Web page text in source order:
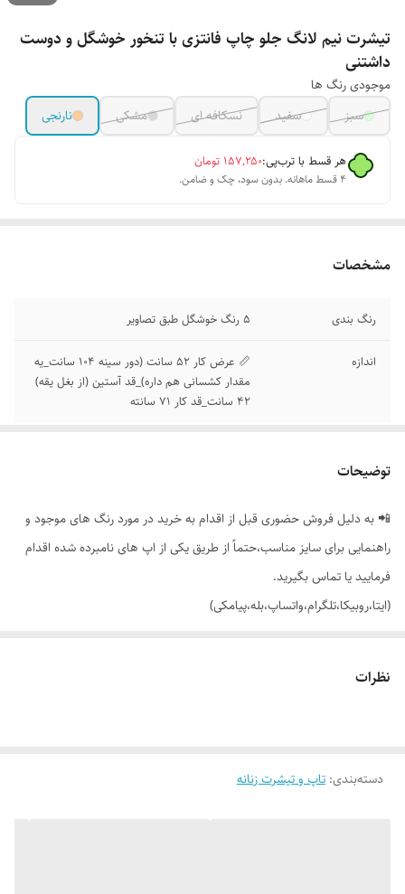
تیشرت نیم لانگ جلو چاپ فانتزی با تنخور خوشگل و دوست
داشتنی
موجودی رنگ ها
سبز
سفید نسکافه ای مشکی نارنجی
هر قسط با ترب‌پی:۱۵۷٬۲۵۰ تومان
۴ قسط ماهانه. بدون سود، چک و ضامن.
مشخصات
رنگ بندی 5 رنگ خوشگل طبق تصاویر
اندازه
📏 عرض کار 52 سانت (دور سینه 104 سانت_یه
مقدار کشسانی هم داره)_قد آستین (از بغل یقه)
42 سانت_قد کار 71 سانته
توضیحات
📲 به دلیل فروش حضوری قبل از اقدام به خرید در مورد رنگ های موجود و
راهنمایی برای سایز مناسب،حتماً از طریق یکی از اپ های نامبرده شده اقدام
فرمایید یا تماس بگیرید.
(ایتا،روبیکا،تلگرام،واتساپ،بله،پیامکی)
🎨 رنگ بندیش: 5 تا رنگ شیک داره طبق تصاویر (چاپ هر رنگ متفاوت
نظرات
دسته‌بندی: تاپ و تیشرت زنانه